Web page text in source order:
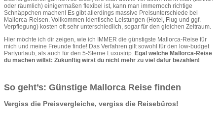
oder räumlich) einigermaßen flexibel ist, kann man immernoch richtige
Schnäppchen machen! Es gibt allerdings massive Preisunterschiede bei
Mallorca-Reisen. Vollkommen identische Leistungen (Hotel, Flug und ggf.
Verpflegung) kosten oft sehr unterschiedlich, sogar für den gleichen Zeitraum.
Hier möchte ich dir zeigen, wie ich IMMER die günstigste Mallorca-Reise für
mich und meine Freunde finde! Das Verfahren gilt sowohl für den low-budget
Partyurlaub, als auch für den 5-Sterne Luxustrip. Egal welche Mallorca-Reise
du machen willst: Zukünftig wirst du nicht mehr zu viel dafür bezahlen!
So geht’s: Günstige Mallorca Reise finden
Vergiss die Preisvergleiche, vergiss die Reisebüros!